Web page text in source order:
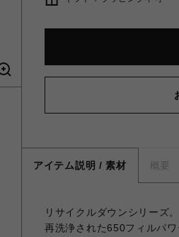
アイテム説明 / 素材 概要
リサイクルダウンシリーズ
再洗浄された650フィルパ